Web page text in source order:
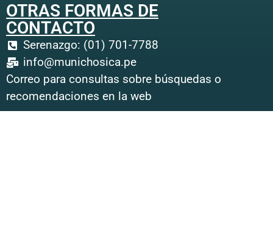
OTRAS FORMAS DE
CONTACTO
Serenazgo: (01) 701-7788
info@munichosica.pe
Correo para consultas sobre búsquedas o
recomendaciones en la web